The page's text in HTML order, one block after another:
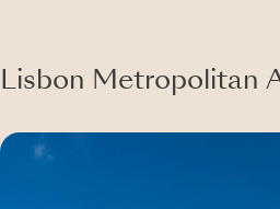
Lisbon Metropolitan